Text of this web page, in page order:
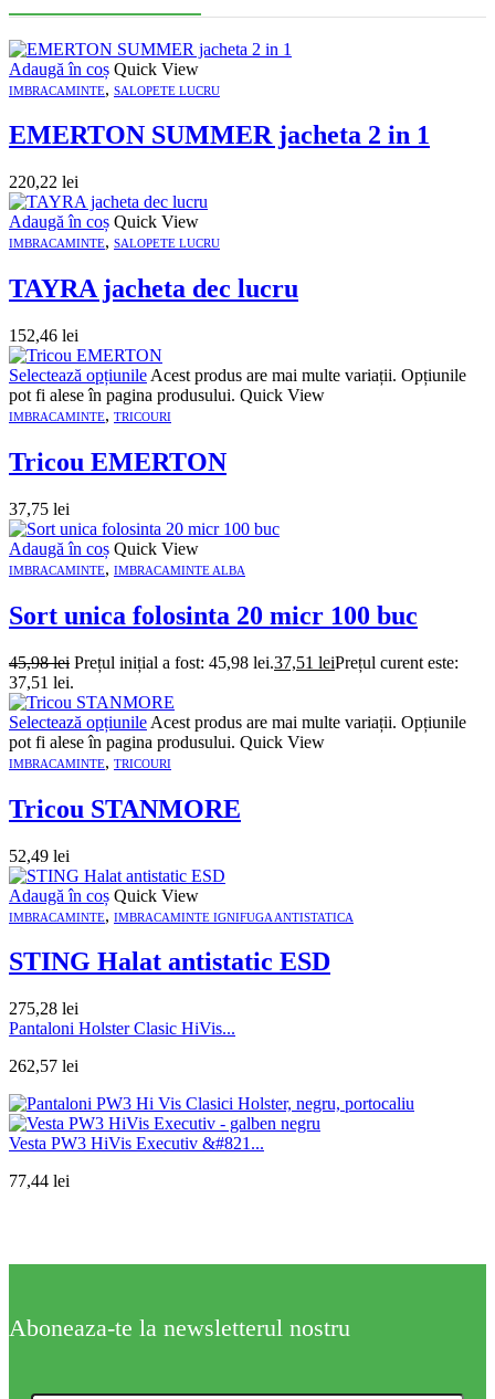
Adaugă în coș Quick View
IMBRACAMINTE, SALOPETE LUCRU
EMERTON SUMMER jacheta 2 in 1
220,22 lei
Adaugă în coș Quick View
IMBRACAMINTE, SALOPETE LUCRU
TAYRA jacheta dec lucru
152,46 lei
Selectează opțiunile Acest produs are mai multe variații. Opțiunile
pot fi alese în pagina produsului. Quick View
IMBRACAMINTE, TRICOURI
Tricou EMERTON
37,75 lei
Adaugă în coș Quick View
IMBRACAMINTE, IMBRACAMINTE ALBA
Sort unica folosinta 20 micr 100 buc
45,98lei Prețul inițial a fost: 45,98 lei.37,51 leiPrețul curent este:
37,51 lei.
Selectează opțiunile Acest produs are mai multe variații. Opțiunile
pot fi alese în pagina produsului. Quick View
IMBRACAMINTE, TRICOURI
Tricou STANMORE
52,49 lei
Adaugă în coș Quick View
IMBRACAMINTE, IMBRACAMINTE IGNIFUGA ANTISTATICA
STING Halat antistatic ESD
275,28 lei
Pantaloni Holster Clasic HiVis...
262,57 lei
Vesta PW3 HiVis Executiv &#821...
77,44 lei
Aboneaza-te la newsletterul nostru